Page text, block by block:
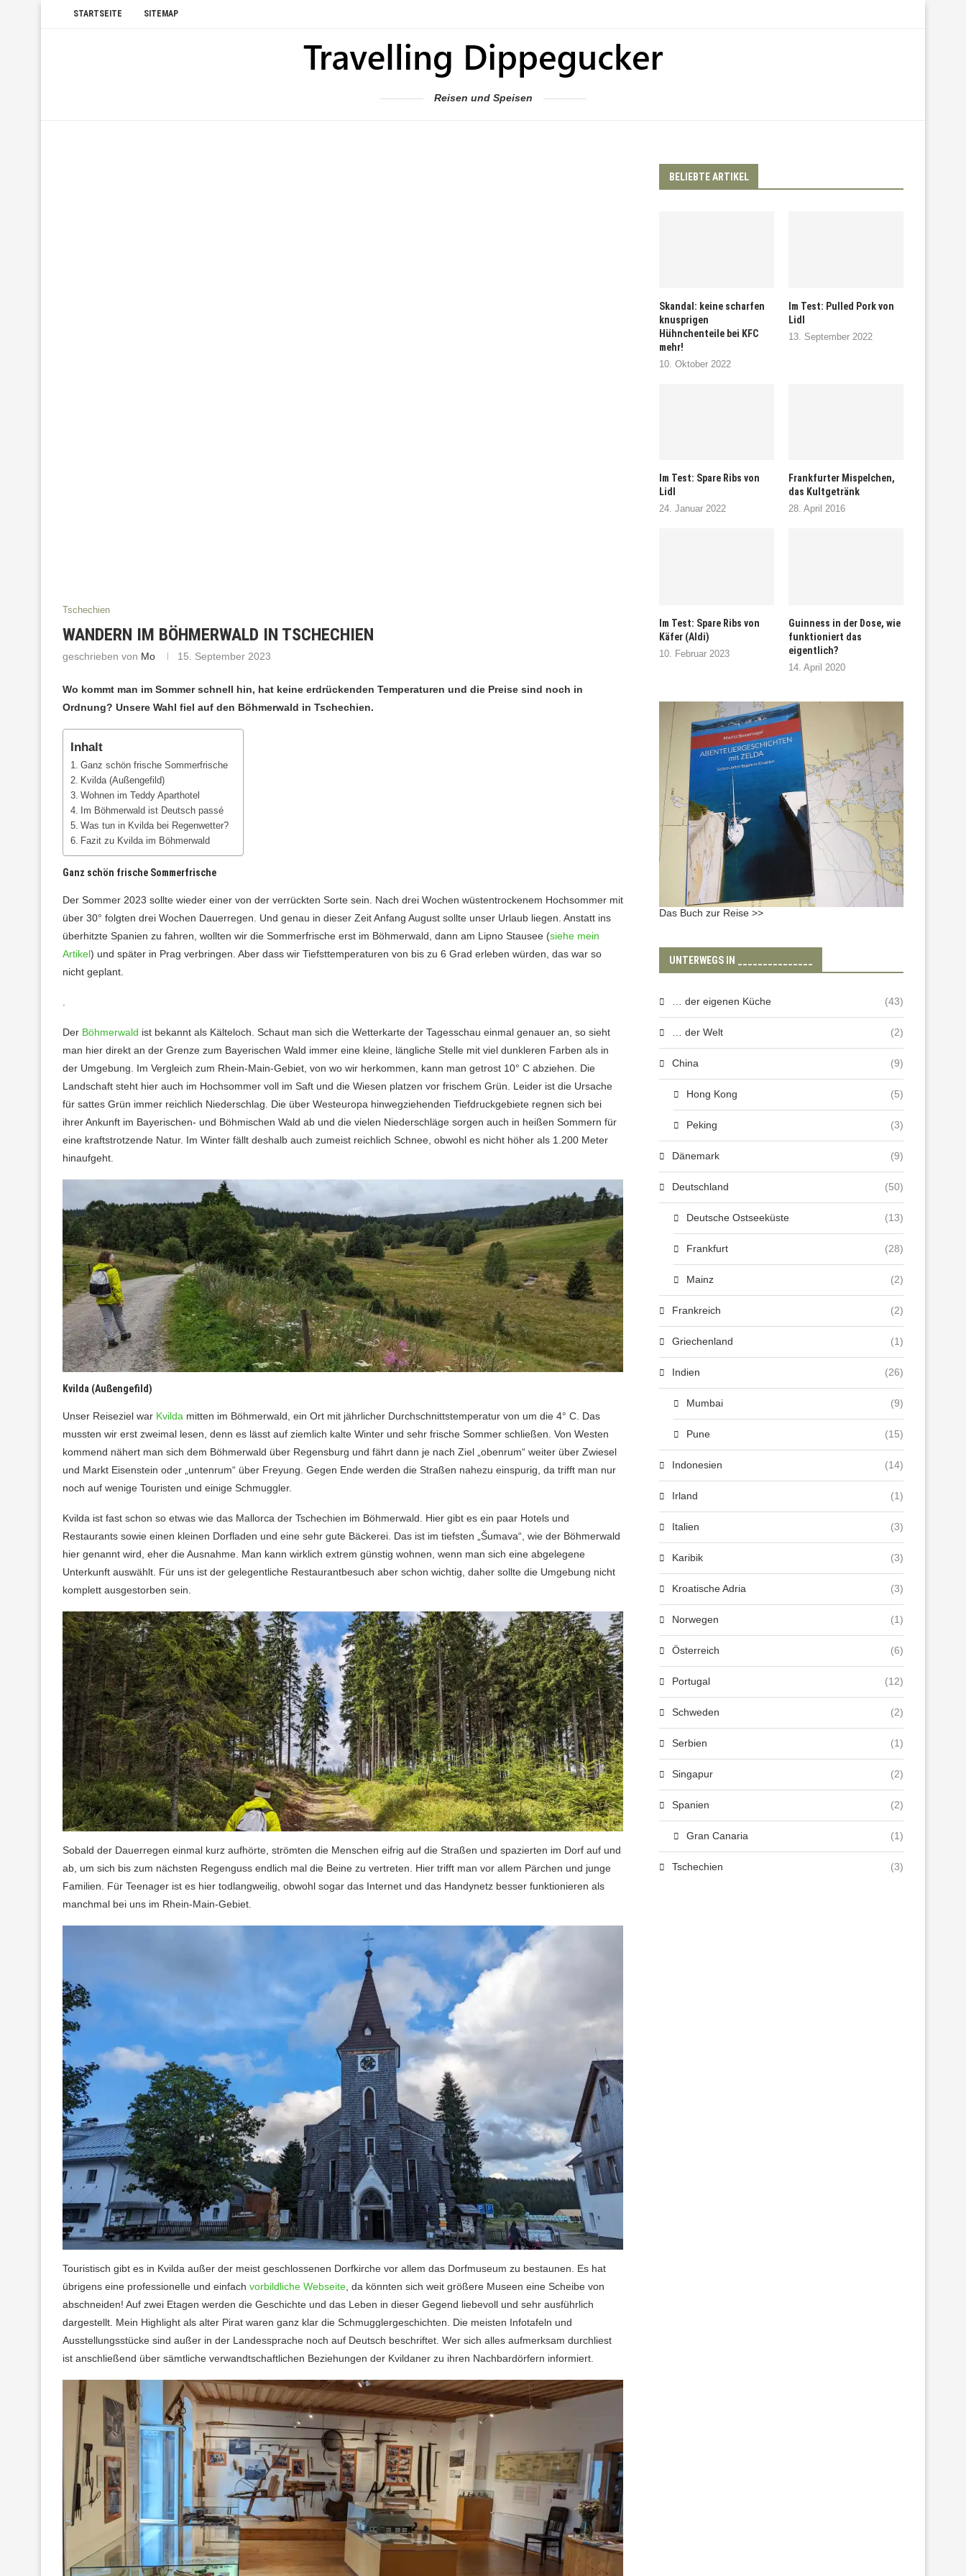
STARTSEITE SITEMAP
Reisen und Speisen
Tschechien
WANDERN IM BÖHMERWALD IN TSCHECHIEN
geschrieben von Mo 15. September 2023
Wo kommt man im Sommer schnell hin, hat keine erdrückenden Temperaturen und die Preise sind noch in
Ordnung? Unsere Wahl fiel auf den Böhmerwald in Tschechien.
Inhalt
Ganz schön frische Sommerfrische
Kvilda (Außengefild)
Wohnen im Teddy Aparthotel
Im Böhmerwald ist Deutsch passé
Was tun in Kvilda bei Regenwetter?
Fazit zu Kvilda im Böhmerwald
Ganz schön frische Sommerfrische
Der Sommer 2023 sollte wieder einer von der verrückten Sorte sein. Nach drei Wochen wüstentrockenem Hochsommer mit
über 30° folgten drei Wochen Dauerregen. Und genau in dieser Zeit Anfang August sollte unser Urlaub liegen. Anstatt ins
überhitzte Spanien zu fahren, wollten wir die Sommerfrische erst im Böhmerwald, dann am Lipno Stausee (siehe mein
Artikel) und später in Prag verbringen. Aber dass wir Tiefsttemperaturen von bis zu 6 Grad erleben würden, das war so
nicht geplant.
.
Der Böhmerwald ist bekannt als Kälteloch. Schaut man sich die Wetterkarte der Tagesschau einmal genauer an, so sieht
man hier direkt an der Grenze zum Bayerischen Wald immer eine kleine, längliche Stelle mit viel dunkleren Farben als in
der Umgebung. Im Vergleich zum Rhein-Main-Gebiet, von wo wir herkommen, kann man getrost 10° C abziehen. Die
Landschaft steht hier auch im Hochsommer voll im Saft und die Wiesen platzen vor frischem Grün. Leider ist die Ursache
für sattes Grün immer reichlich Niederschlag. Die über Westeuropa hinwegziehenden Tiefdruckgebiete regnen sich bei
ihrer Ankunft im Bayerischen- und Böhmischen Wald ab und die vielen Niederschläge sorgen auch in heißen Sommern für
eine kraftstrotzende Natur. Im Winter fällt deshalb auch zumeist reichlich Schnee, obwohl es nicht höher als 1.200 Meter
hinaufgeht.
Kvilda (Außengefild)
Unser Reiseziel war Kvilda mitten im Böhmerwald, ein Ort mit jährlicher Durchschnittstemperatur von um die 4° C. Das
mussten wir erst zweimal lesen, denn es lässt auf ziemlich kalte Winter und sehr frische Sommer schließen. Von Westen
kommend nähert man sich dem Böhmerwald über Regensburg und fährt dann je nach Ziel „obenrum“ weiter über Zwiesel
und Markt Eisenstein oder „untenrum“ über Freyung. Gegen Ende werden die Straßen nahezu einspurig, da trifft man nur
noch auf wenige Touristen und einige Schmuggler.
Kvilda ist fast schon so etwas wie das Mallorca der Tschechien im Böhmerwald. Hier gibt es ein paar Hotels und
Restaurants sowie einen kleinen Dorfladen und eine sehr gute Bäckerei. Das ist im tiefsten „Šumava“, wie der Böhmerwald
hier genannt wird, eher die Ausnahme. Man kann wirklich extrem günstig wohnen, wenn man sich eine abgelegene
Unterkunft auswählt. Für uns ist der gelegentliche Restaurantbesuch aber schon wichtig, daher sollte die Umgebung nicht
komplett ausgestorben sein.
Sobald der Dauerregen einmal kurz aufhörte, strömten die Menschen eifrig auf die Straßen und spazierten im Dorf auf und
ab, um sich bis zum nächsten Regenguss endlich mal die Beine zu vertreten. Hier trifft man vor allem Pärchen und junge
Familien. Für Teenager ist es hier todlangweilig, obwohl sogar das Internet und das Handynetz besser funktionieren als
manchmal bei uns im Rhein-Main-Gebiet.
Touristisch gibt es in Kvilda außer der meist geschlossenen Dorfkirche vor allem das Dorfmuseum zu bestaunen. Es hat
übrigens eine professionelle und einfach vorbildliche Webseite , da könnten sich weit größere Museen eine Scheibe von
abschneiden! Auf zwei Etagen werden die Geschichte und das Leben in dieser Gegend liebevoll und sehr ausführlich
dargestellt. Mein Highlight als alter Pirat waren ganz klar die Schmugglergeschichten. Die meisten Infotafeln und
Ausstellungsstücke sind außer in der Landessprache noch auf Deutsch beschriftet. Wer sich alles aufmerksam durchliest
ist anschließend über sämtliche verwandtschaftlichen Beziehungen der Kvildaner zu ihren Nachbardörfern informiert.
BELIEBTE ARTIKEL
Skandal: keine scharfen
knusprigen
Hühnchenteile bei KFC
mehr!
10. Oktober 2022
Im Test: Pulled Pork von
Lidl
13. September 2022
Im Test: Spare Ribs von
Lidl
24. Januar 2022
Frankfurter Mispelchen,
das Kultgetränk
28. April 2016
Im Test: Spare Ribs von
Käfer (Aldi)
10. Februar 2023
Guinness in der Dose, wie
funktioniert das
eigentlich?
14. April 2020
Das Buch zur Reise >>
UNTERWEGS IN _______________
… der eigenen Küche (43)
… der Welt (2)
China (9)
Hong Kong (5)
Peking (3)
Dänemark (9)
Deutschland (50)
Deutsche Ostseeküste (13)
Frankfurt (28)
Mainz (2)
Frankreich (2)
Griechenland (1)
Indien (26)
Mumbai (9)
Pune (15)
Indonesien (14)
Irland (1)
Italien (3)
Karibik (3)
Kroatische Adria (3)
Norwegen (1)
Österreich (6)
Portugal (12)
Schweden (2)
Serbien (1)
Singapur (2)
Spanien (2)
Gran Canaria (1)
Tschechien (3)